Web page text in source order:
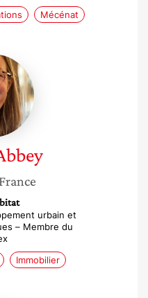
Mécénat
urbain et
– Membre du
Immobilier